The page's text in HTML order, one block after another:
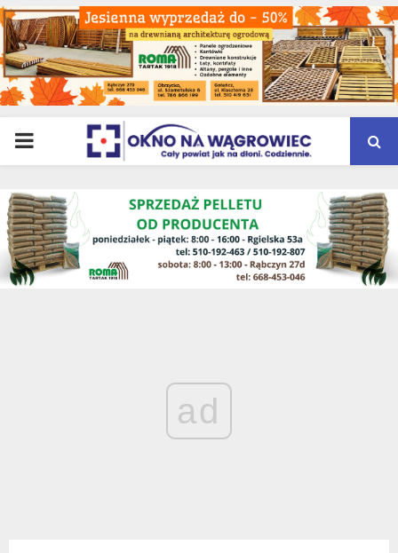
PRIMARY
MENU
ad